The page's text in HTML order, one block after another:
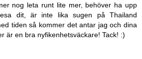
nog leta runt lite mer, behöver ha upp
dit, är inte lika sugen på Thailand
tiden så kommer det antar jag och dina
är en bra nyfikenhetsväckare! Tack! :)